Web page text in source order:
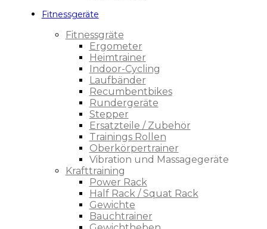
Fitnessgeräte
Fitnessgräte
Ergometer
Heimtrainer
Indoor-Cycling
Laufbänder
Recumbentbikes
Rundergeräte
Stepper
Ersatzteile / Zubehör
Trainings Rollen
Oberkörpertrainer
Vibration und Massagegeräte
Krafttraining
Power Rack
Half Rack / Squat Rack
Gewichte
Bauchtrainer